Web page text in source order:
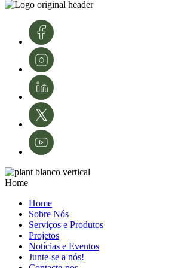
conhecimento e tecnologias. A sua experiência é
agricultura em Portugal.
Créditos de imagens: InnovPlantProtect – Inês
Home
Home
Sobre Nós
Serviços e Produtos
Projetos
Notícias e Eventos
Junte-se a nós!